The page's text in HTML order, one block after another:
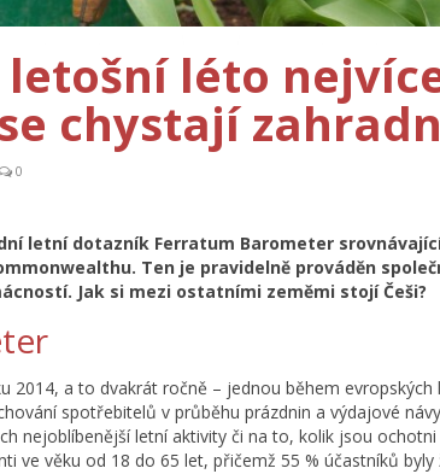
letošní léto
chystají
0
letní dotazník Ferratum Barometer
Ten je pravidelně prováděn
Jak si mezi ostatními zeměmi stojí Češi?
2014, a to dvakrát ročně – jednou během
spotřebitelů v průběhu prázdnin a výdajové
nejoblíbenější letní aktivity či na to, kolik jsou
ve věku od 18 do 65 let, přičemž 55 % účastníků byly